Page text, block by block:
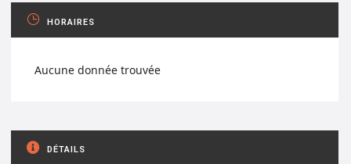
HORAIRES
Aucune donnée trouvée
DÉTAILS